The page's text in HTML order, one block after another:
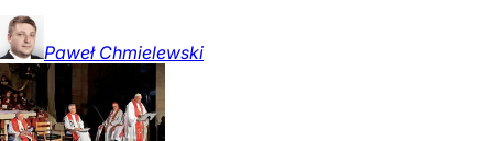
Paweł Chmielewski